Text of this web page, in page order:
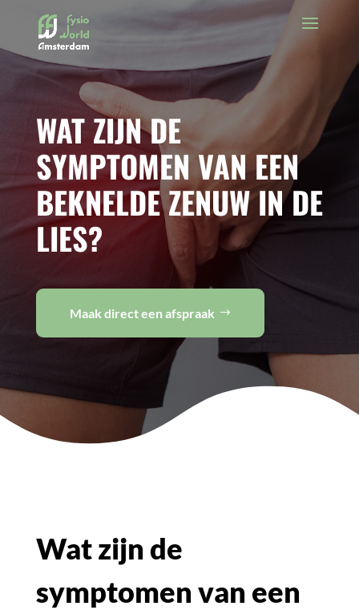
WAT ZIJN DE
SYMPTOMEN VAN EEN
BEKNELDE ZENUW IN DE
LIES?
Maak direct een afspraak
Wat zijn de
symptomen van een